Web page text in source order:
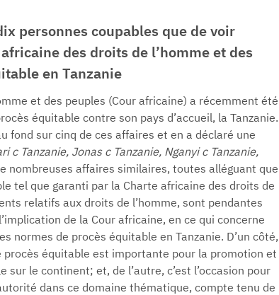
personnes coupables que de voir
des droits de l’homme et des
en Tanzanie
et des peuples (Cour africaine) a récemment été
équitable contre son pays d’accueil, la Tanzanie.
fond sur cinq de ces affaires et en a déclaré une
c Tanzanie, Jonas c Tanzanie, Nganyi c Tanzanie,
nombreuses affaires similaires, toutes alléguant que
tel que garanti par la Charte africaine des droits de
relatifs aux droits de l’homme, sont pendantes
de la Cour africaine, en ce qui concerne
normes de procès équitable en Tanzanie. D’un côté,
procès équitable est importante pour la promotion et
le continent; et, de l’autre, c’est l’occasion pour
dans ce domaine thématique, compte tenu de